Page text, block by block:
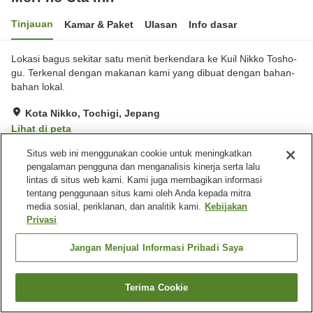
Tinjauan Kamar & Paket Ulasan Info dasar
Lokasi bagus sekitar satu menit berkendara ke Kuil Nikko Tosho-
gu. Terkenal dengan makanan kami yang dibuat dengan bahan-
bahan lokal.
Kota Nikko, Tochigi, Jepang
Lihat di peta
Hebat Ulasan:73
Fasilitas properti
Tempat parkir
Mesin penjual otomatis
Pengiriman ke rumah
Beranda Jepang Tochigi Kota Nikko Mori no Uta Inn
Cari kamar
Situs web ini menggunakan cookie untuk meningkatkan
pengalaman pengguna dan menganalisis kinerja serta lalu
lintas di situs web kami. Kami juga membagikan informasi
tentang penggunaan situs kami oleh Anda kepada mitra
media sosial, periklanan, dan analitik kami. Kebijakan
Privasi
Jangan Menjual Informasi Pribadi Saya
Terima Cookie